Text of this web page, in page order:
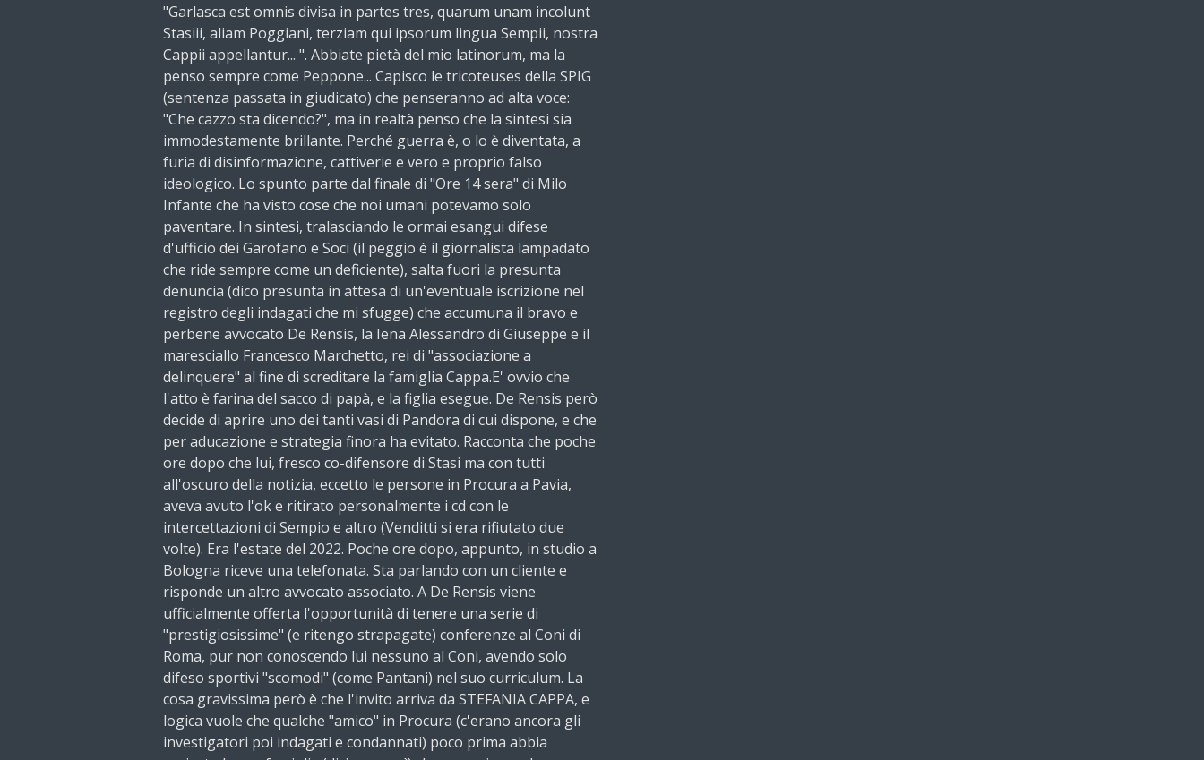
"Garlasca est omnis divisa in partes tres, quarum unam incolunt
Stasiii, aliam Poggiani, terziam qui ipsorum lingua Sempii, nostra
Cappii appellantur... ". Abbiate pietà del mio latinorum, ma la
penso sempre come Peppone... Capisco le tricoteuses della SPIG
(sentenza passata in giudicato) che penseranno ad alta voce:
"Che cazzo sta dicendo?", ma in realtà penso che la sintesi sia
immodestamente brillante. Perché guerra è, o lo è diventata, a
furia di disinformazione, cattiverie e vero e proprio falso
ideologico. Lo spunto parte dal finale di "Ore 14 sera" di Milo
Infante che ha visto cose che noi umani potevamo solo
paventare. In sintesi, tralasciando le ormai esangui difese
d'ufficio dei Garofano e Soci (il peggio è il giornalista lampadato
che ride sempre come un deficiente), salta fuori la presunta
denuncia (dico presunta in attesa di un'eventuale iscrizione nel
registro degli indagati che mi sfugge) che accumuna il bravo e
perbene avvocato De Rensis, la Iena Alessandro di Giuseppe e il
maresciallo Francesco Marchetto, rei di "associazione a
delinquere" al fine di screditare la famiglia Cappa.E' ovvio che
l'atto è farina del sacco di papà, e la figlia esegue. De Rensis però
decide di aprire uno dei tanti vasi di Pandora di cui dispone, e che
per aducazione e strategia finora ha evitato. Racconta che poche
ore dopo che lui, fresco co-difensore di Stasi ma con tutti
all'oscuro della notizia, eccetto le persone in Procura a Pavia,
aveva avuto l'ok e ritirato personalmente i cd con le
intercettazioni di Sempio e altro (Venditti si era rifiutato due
volte). Era l'estate del 2022. Poche ore dopo, appunto, in studio a
Bologna riceve una telefonata. Sta parlando con un cliente e
risponde un altro avvocato associato. A De Rensis viene
ufficialmente offerta l'opportunità di tenere una serie di
"prestigiosissime" (e ritengo strapagate) conferenze al Coni di
Roma, pur non conoscendo lui nessuno al Coni, avendo solo
difeso sportivi "scomodi" (come Pantani) nel suo curriculum. La
cosa gravissima però è che l'invito arriva da STEFANIA CAPPA, e
logica vuole che qualche "amico" in Procura (c'erano ancora gli
investigatori poi indagati e condannati) poco prima abbia